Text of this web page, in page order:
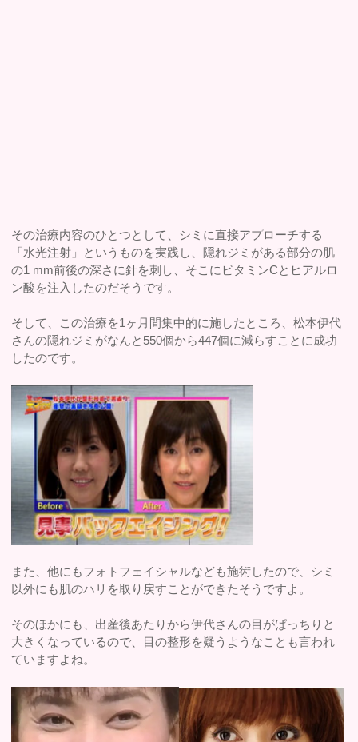
その治療内容のひとつとして、シミに直接アプローチする
「水光注射」というものを実践し、隠れジミがある部分の肌
の1 mm前後の深さに針を刺し、そこにビタミンCとヒアルロ
ン酸を注入したのだそうです。
そして、この治療を1ヶ月間集中的に施したところ、松本伊代
さんの隠れジミがなんと550個から447個に減らすことに成功
したのです。
また、他にもフォトフェイシャルなども施術したので、シミ
以外にも肌のハリを取り戻すことができたそうですよ。
そのほかにも、出産後あたりから伊代さんの目がぱっちりと
大きくなっているので、目の整形を疑うようなことも言われ
ていますよね。